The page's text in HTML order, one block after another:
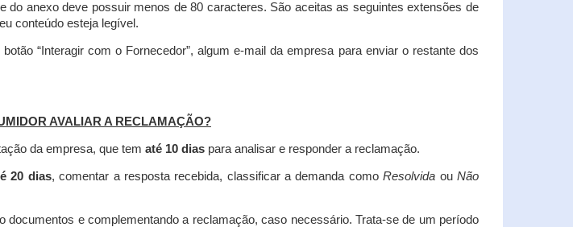
anexo deve possuir menos de 80 caracteres. São aceitas as seguintes extensões de
conteúdo esteja legível.
“Interagir com o Fornecedor”, algum e-mail da empresa para enviar o restante dos
AVALIAR A RECLAMAÇÃO?
da empresa, que tem até 10 dias para analisar e responder a reclamação.
20 dias, comentar a resposta recebida, classificar a demanda comoResolvida ouNão
documentos e complementando a reclamação, caso necessário. Trata-se de um período